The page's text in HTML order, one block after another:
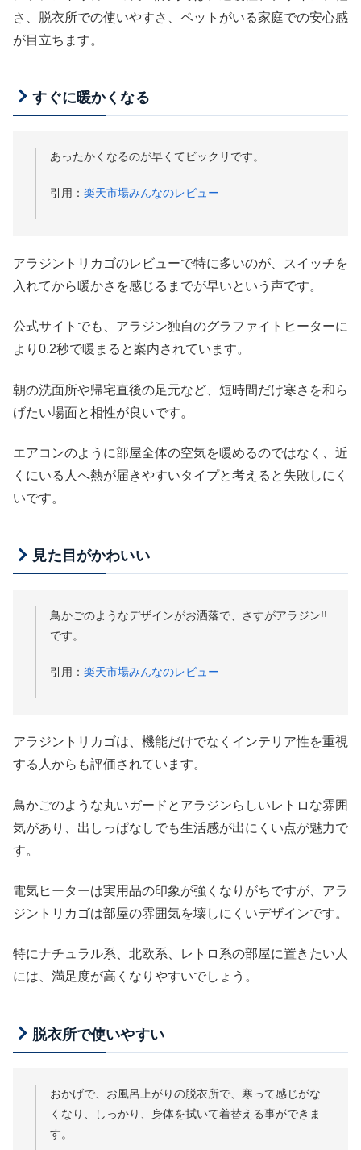
さ、脱衣所での使いやすさ、ペットがいる家庭での安心感
が目立ちます。
すぐに暖かくなる
あったかくなるのが早くてビックリです。
引用： 楽天市場みんなのレビュー
アラジントリカゴのレビューで特に多いのが、スイッチを
入れてから暖かさを感じるまでが早いという声です。
公式サイトでも、アラジン独自のグラファイトヒーターに
より0.2秒で暖まると案内されています。
朝の洗面所や帰宅直後の足元など、短時間だけ寒さを和ら
げたい場面と相性が良いです。
エアコンのように部屋全体の空気を暖めるのではなく、近
くにいる人へ熱が届きやすいタイプと考えると失敗しにく
いです。
見た目がかわいい
鳥かごのようなデザインがお洒落で、さすがアラジン!!
です。
引用： 楽天市場みんなのレビュー
アラジントリカゴは、機能だけでなくインテリア性を重視
する人からも評価されています。
鳥かごのような丸いガードとアラジンらしいレトロな雰囲
気があり、出しっぱなしでも生活感が出にくい点が魅力で
す。
電気ヒーターは実用品の印象が強くなりがちですが、アラ
ジントリカゴは部屋の雰囲気を壊しにくいデザインです。
特にナチュラル系、北欧系、レトロ系の部屋に置きたい人
には、満足度が高くなりやすいでしょう。
脱衣所で使いやすい
おかげで、お風呂上がりの脱衣所で、寒って感じがな
くなり、しっかり、身体を拭いて着替える事ができま
す。